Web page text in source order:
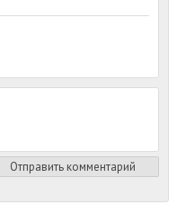
Отправить комментарий